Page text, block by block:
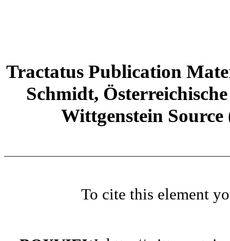
Tractatus Publication
Schmidt,
Wittgenstein
To cite this element